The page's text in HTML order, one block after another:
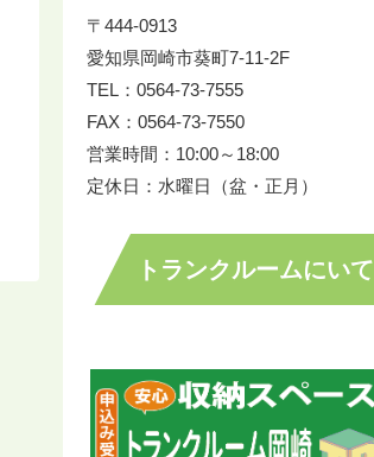
〒444-0913
愛知県岡崎市葵町7-11-2F
TEL：0564-73-7555
FAX：0564-73-7550
営業時間：10:00～18:00
定休日：水曜日（盆・正月）
トランクルームにいて